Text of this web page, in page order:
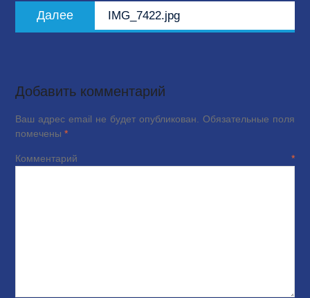
Далее
запись:
IMG_7422.jpg
Добавить комментарий
Ваш адрес email не будет опубликован.
Обязательные поля
помечены *
Комментарий*